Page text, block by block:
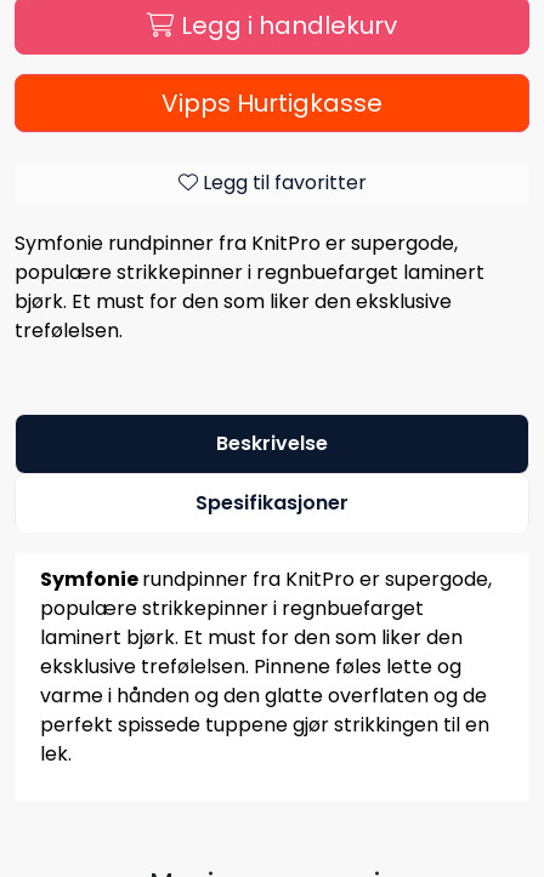
Legg i handlekurv
Vipps Hurtigkasse
Legg til favoritter
Symfonie rundpinner fra KnitPro er supergode,
populære strikkepinner i regnbuefarget laminert
bjørk. Et must for den som liker den eksklusive
trefølelsen.
Beskrivelse
Spesifikasjoner
Symfonierundpinner fra KnitPro er supergode,
populære strikkepinner i regnbuefarget
laminert bjørk. Et must for den som liker den
eksklusive trefølelsen. Pinnene føles lette og
varme i hånden og den glatte overflaten og de
perfekt spissede tuppene gjør strikkingen til en
lek.